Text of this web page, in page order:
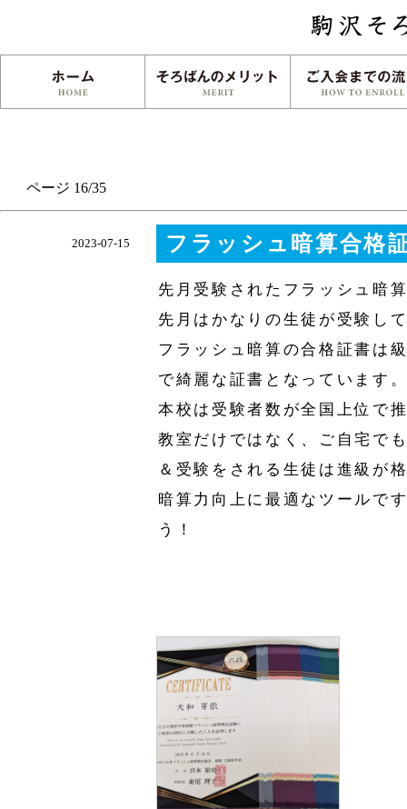
ページ 16/35
2023-07-15 フラッシュ暗算合格
先月受験されたフラッシュ暗
先月はかなりの生徒が受験し
フラッシュ暗算の合格証書は
で綺麗な証書となっています
本校は受験者数が全国上位で
教室だけではなく、ご自宅で
＆受験をされる生徒は進級が
暗算力向上に最適なツールで
う！